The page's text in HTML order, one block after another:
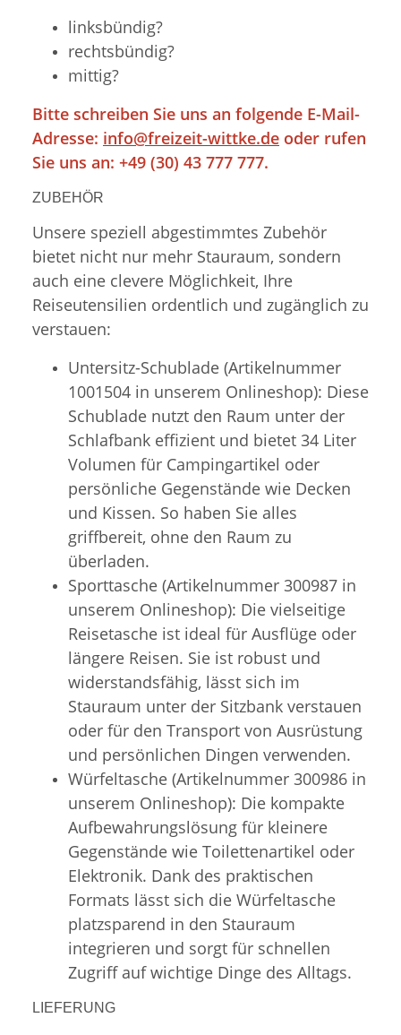
linksbündig?
rechtsbündig?
mittig?
Bitte schreiben Sie uns an folgende E-Mail-
Adresse: info@freizeit-wittke.de oder rufen
Sie uns an: +49 (30) 43 777 777.
ZUBEHÖR
Unsere speziell abgestimmtes Zubehör
bietet nicht nur mehr Stauraum, sondern
auch eine clevere Möglichkeit, Ihre
Reiseutensilien ordentlich und zugänglich zu
verstauen:
Untersitz-Schublade (Artikelnummer
1001504 in unserem Onlineshop): Diese
Schublade nutzt den Raum unter der
Schlafbank effizient und bietet 34 Liter
Volumen für Campingartikel oder
persönliche Gegenstände wie Decken
und Kissen. So haben Sie alles
griffbereit, ohne den Raum zu
überladen.
Sporttasche (Artikelnummer 300987 in
unserem Onlineshop): Die vielseitige
Reisetasche ist ideal für Ausflüge oder
längere Reisen. Sie ist robust und
widerstandsfähig, lässt sich im
Stauraum unter der Sitzbank verstauen
oder für den Transport von Ausrüstung
und persönlichen Dingen verwenden.
Würfeltasche (Artikelnummer 300986 in
unserem Onlineshop): Die kompakte
Aufbewahrungslösung für kleinere
Gegenstände wie Toilettenartikel oder
Elektronik. Dank des praktischen
Formats lässt sich die Würfeltasche
platzsparend in den Stauraum
integrieren und sorgt für schnellen
Zugriff auf wichtige Dinge des Alltags.
LIEFERUNG